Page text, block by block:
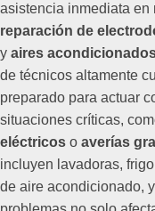
asistencia inmediata en
reparación de
y aires
de técnicos altamente
preparado para actuar
situaciones críticas,
eléctricos o averías
incluyen lavadoras,
de aire acondicionado,